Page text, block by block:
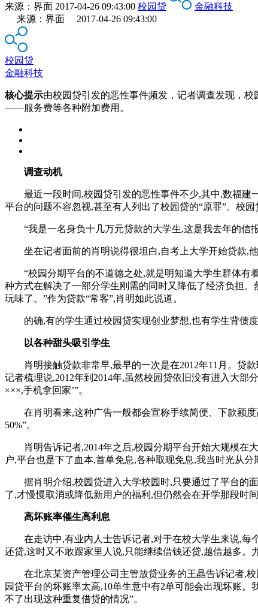
来源： 界面 2017-04-26 09:43:00 校园贷
金融科技
来源：界面 2017-04-26 09:43:00
校园贷
金融科技
核心提示由校园贷引发的恶性事件频发，记者调查发现，
——服务费等各种附加费用。
调查动机
最近一段时间,校园贷引发的恶性事件不少,其中,数福建
平台的问题不容忽视,甚至有人列出了校园贷的“原罪”。校
“我是一名身负十几万元贷款的大学生,这是我去年的信
坐在记者面前的肖明说得很坦白,自考上大学开始贷款,他
“校园分期平台的不道德之处,就是明知道大学生群体有
种方式在解决了一部分学生刚需的同时又降低了经济负担
玩味了。”作为贷款“常客”,肖明如此说道。
的确,有的学生通过校园贷实现创业梦想,也有学生背债度
以各种甜头吸引学生
肖明接触贷款非常早,最早的一次是在2012年11月。贷款
记者梳理说,2012年到2014年,虽然校园贷依旧没有进入大
×××,手机拿回家’”。
在肖明看来,这种广告一般都会宣称手续简便、下款额度
50%”。
肖明告诉记者,2014年之后,校园分期平台开始大规模在大
户,平台也是下了血本,首单免息,各种取现免息,我当时光从
据肖明介绍,校园贷进入大学校园时,只要通过了平台的面
了,才慢慢取消或降低新用户的福利,但仍然会在开学那段时
高坏账率催生高利息
在走访中,有业内人士告诉记者,对于在校大学生来说,每
还贷,这时又不敢跟家里人说,只能继续借钱还贷,越借越多。
在北京某资产管理公司主管放贷业务的王晶告诉记者,校
园贷平台的坏账率太高,10单生意中有2单可能会出现坏账
不了出现这种重复借贷的情况”。